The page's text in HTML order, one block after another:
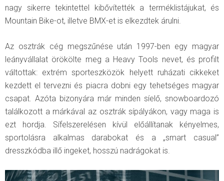
nagy sikerre tekintettel kibővítették a terméklistájukat, és
Mountain Bike-ot, illetve BMX-et is elkezdtek árulni.
Az osztrák cég megszűnése után 1997-ben egy magyar
leányvállalat örökölte meg a Heavy Tools nevet, és profilt
váltottak: extrém sporteszközök helyett ruházati cikkeket
kezdett el tervezni és piacra dobni egy tehetséges magyar
csapat. Azóta bizonyára már minden síelő, snowboardozó
találkozott a márkával az osztrák sípályákon, vagy maga is
ezt hordja. Sífelszerelésen kívül előállítanak kényelmes,
sportolásra alkalmas darabokat és a „smart casual”
dresszkódba illő ingeket, hosszú nadrágokat is.